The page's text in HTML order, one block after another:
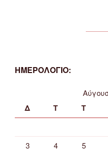
ΗΜΕΡΟΛΟΓΙΟ:
Δ Τ Τ
3
4 5